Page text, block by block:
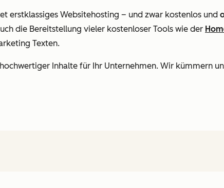
erstklassiges Websitehosting – und zwar kostenlos und
die Bereitstellung vieler kostenloser Tools wie der
Texten.
Inhalte für Ihr Unternehmen. Wir kümmern